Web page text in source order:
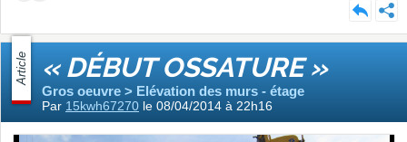
Article « DÉBUT OSSATURE »
Gros oeuvre > Elévation des murs - étage
Par 15kwh67270 le 08/04/2014 à 22h16